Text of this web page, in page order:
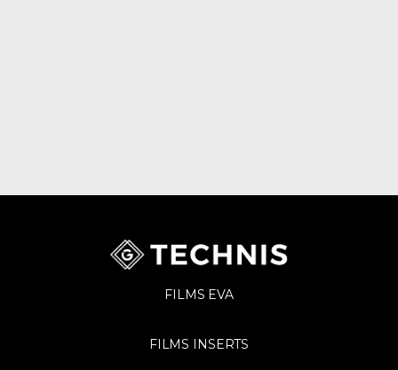
FILMS EVA
FILMS INSERTS